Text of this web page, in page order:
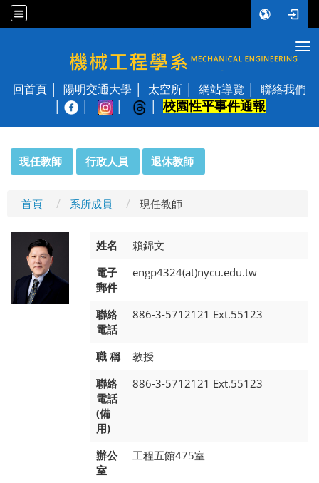
國立陽明交通大學 機械工程學系
回首頁 陽明交通大學 太空所 網站導覽
聯絡我們
校園性平事件通報
現任教師 行政人員 退休教師
首頁 系所成員 現任教師
姓名
賴錦文
電子
郵件
engp4324(at)nycu.edu.tw
聯絡
電話
886-3-5712121 Ext.55123
職 稱
教授
聯絡
電話
(備
用)
886-3-5712121 Ext.55123
辦公
室
工程五館475室